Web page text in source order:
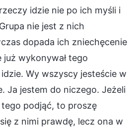
idzie nie po ich myśli i
nie jest z nich
dopada ich zniechęcenie
już wykonywał tego
Wy wszyscy jesteście w
Ja jestem do niczego. Jeżeli
podjąć, to proszę
z nimi prawdę, lecz ona w